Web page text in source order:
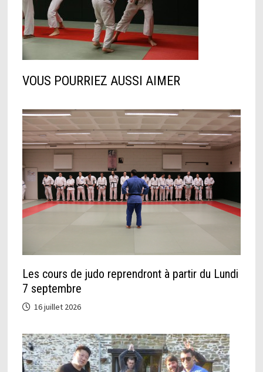
VOUS POURRIEZ AUSSI AIMER
Les cours de judo reprendront à partir du Lundi
7 septembre
16 juillet 2026